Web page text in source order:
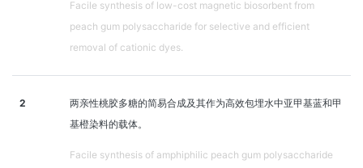
Facile synthesis of low-cost magnetic biosorbent from
peach gum polysaccharide for selective and efficient
removal of cationic dyes.
2
两亲性桃胶多糖的简易合成及其作为高效包埋水中亚甲基蓝和甲
基橙染料的载体。
Facile synthesis of amphiphilic peach gum polysaccharide